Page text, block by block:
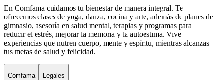
En Comfama cuidamos tu bienestar de manera integral. Te
ofrecemos clases de yoga, danza, cocina y arte, además de planes de
gimnasio, asesoría en salud mental, terapias y programas para
reducir el estrés, mejorar la memoria y la autoestima. Vive
experiencias que nutren cuerpo, mente y espíritu, mientras alcanzas
tus metas de salud y felicidad.
Comfama Legales